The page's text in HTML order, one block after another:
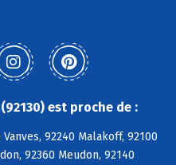
est proche de :
92240 Malakoff, 92100
92360 Meudon, 92140